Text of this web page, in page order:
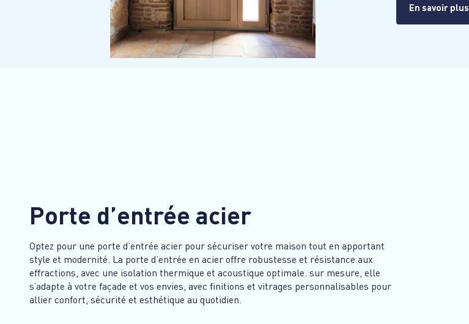
En savoir plus
Porte d’entrée acier
Optez pour une porte d’entrée acier pour sécuriser votre maison tout en apportant
style et modernité. La porte d’entrée en acier offre robustesse et résistance aux
effractions, avec une isolation thermique et acoustique optimale. sur mesure, elle
s’adapte à votre façade et vos envies, avec finitions et vitrages personnalisables pour
allier confort, sécurité et esthétique au quotidien.